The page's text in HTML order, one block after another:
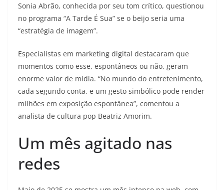
Sonia Abrão, conhecida por seu tom crítico, questionou
no programa “A Tarde É Sua” se o beijo seria uma
“estratégia de imagem”.
Especialistas em marketing digital destacaram que
momentos como esse, espontâneos ou não, geram
enorme valor de mídia. “No mundo do entretenimento,
cada segundo conta, e um gesto simbólico pode render
milhões em exposição espontânea”, comentou a
analista de cultura pop Beatriz Amorim.
Um mês agitado nas
redes